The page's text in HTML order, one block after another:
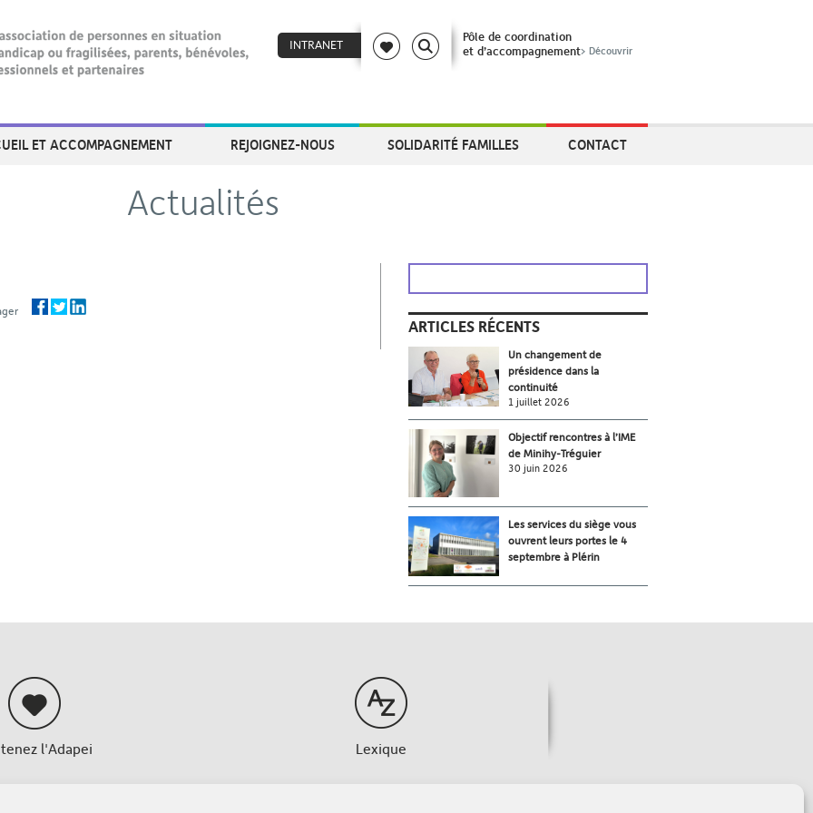
INTRANET
Pôle de coordination
et d’accompagnement> Découvrir
ET ACCOMPAGNEMENT REJOIGNEZ-NOUS SOLIDARITÉ FAMILLES CONTACT
Actualités
ARTICLES RÉCENTS
Un changement de
présidence dans la
continuité
1 juillet 2026
Objectif rencontres à l’IME
de Minihy-Tréguier
30 juin 2026
Les services du siège vous
ouvrent leurs portes le 4
septembre à Plérin
l'Adapei Lexique